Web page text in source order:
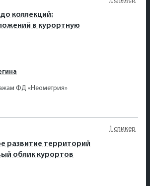
коллекций:
в курортную
ФД «Неометрия»
развитие территорий
облик курортов
1 спикер